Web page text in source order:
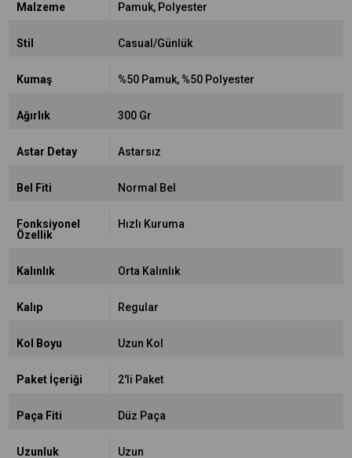
Malzeme Pamuk Polyester
Stil Casual/Günlük
Kumaş %50 Pamuk %50 Polyester
Ağırlık 300 Gr
Astar Detay Astarsız
Bel Fiti Normal Bel
Fonksiyonel
Özellik
Hızlı Kuruma
Kalınlık Orta Kalınlık
Kalıp Regular
Kol Boyu Uzun Kol
Paket İçeriği 2'li Paket
Paça Fiti Düz Paça
Uzunluk Uzun